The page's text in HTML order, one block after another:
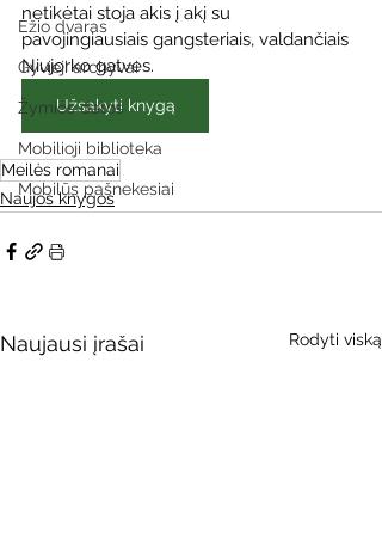
Ežio dvaras
Gyvieji archyvai
Žymios datos
Mobilioji biblioteka
Mobilūs pašnekesiai
netikėtai stoja akis į akį su
pavojingiausiais gangsteriais, valdančiais
Niujorko gatves.
Užsakyti knygą
Meilės romanai
Naujos knygos
Naujausi įrašai Rodyti viską